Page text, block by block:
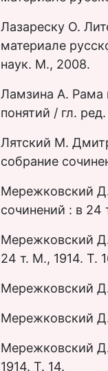
Лазареску О.
материале
наук. М., 2008.
Ламзина А. Рама
понятий / гл.
Лятский М.
собрание
Мережковский
сочинений : в 24
Мережковский
24 т. М., 1914. Т.
Мережковский Д.
Мережковский Д.
Мережковский
1914. Т. 14.